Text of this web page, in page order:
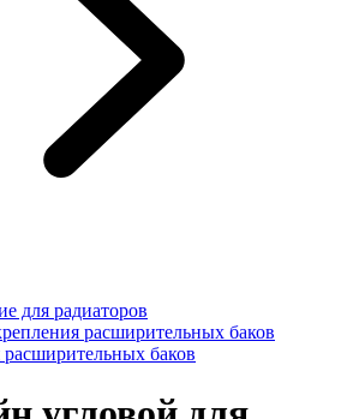
для радиаторов
расширительных баков
баков